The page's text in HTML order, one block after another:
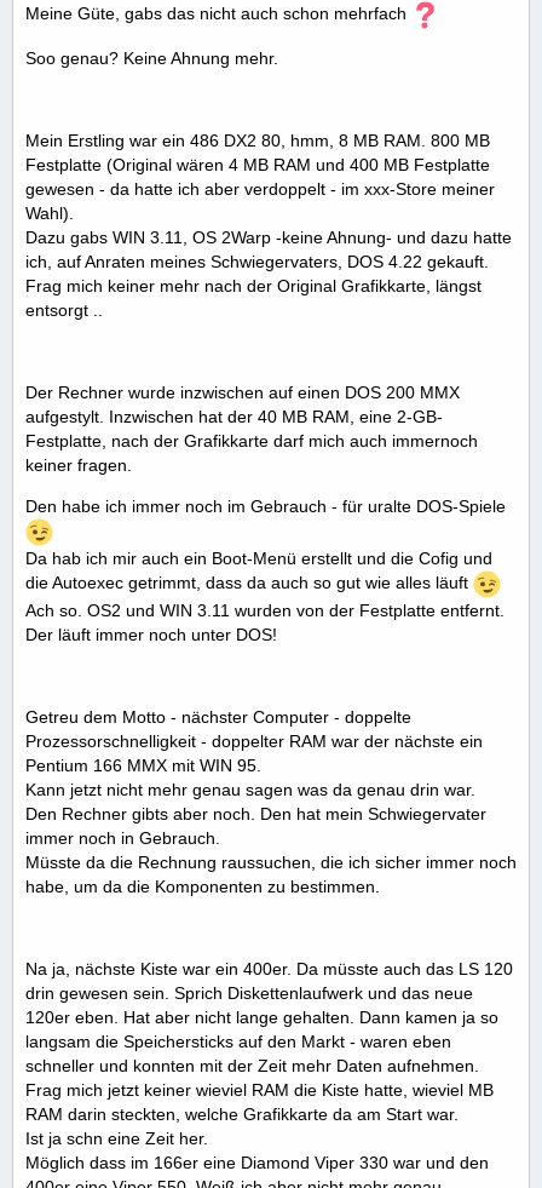
Meine Güte, gabs das nicht auch schon mehrfach
Soo genau? Keine Ahnung mehr.
Mein Erstling war ein 486 DX2 80, hmm, 8 MB RAM. 800 MB
Festplatte (Original wären 4 MB RAM und 400 MB Festplatte
gewesen - da hatte ich aber verdoppelt - im xxx-Store meiner
Wahl).
Dazu gabs WIN 3.11, OS 2Warp -keine Ahnung- und dazu hatte
ich, auf Anraten meines Schwiegervaters, DOS 4.22 gekauft.
Frag mich keiner mehr nach der Original Grafikkarte, längst
entsorgt ..
Der Rechner wurde inzwischen auf einen DOS 200 MMX
aufgestylt. Inzwischen hat der 40 MB RAM, eine 2-GB-
Festplatte, nach der Grafikkarte darf mich auch immernoch
keiner fragen.
Den habe ich immer noch im Gebrauch - für uralte DOS-Spiele
Da hab ich mir auch ein Boot-Menü erstellt und die Cofig und
die Autoexec getrimmt, dass da auch so gut wie alles läuft
Ach so. OS2 und WIN 3.11 wurden von der Festplatte entfernt.
Der läuft immer noch unter DOS!
Getreu dem Motto - nächster Computer - doppelte
Prozessorschnelligkeit - doppelter RAM war der nächste ein
Pentium 166 MMX mit WIN 95.
Kann jetzt nicht mehr genau sagen was da genau drin war.
Den Rechner gibts aber noch. Den hat mein Schwiegervater
immer noch in Gebrauch.
Müsste da die Rechnung raussuchen, die ich sicher immer noch
habe, um da die Komponenten zu bestimmen.
Na ja, nächste Kiste war ein 400er. Da müsste auch das LS 120
drin gewesen sein. Sprich Diskettenlaufwerk und das neue
120er eben. Hat aber nicht lange gehalten. Dann kamen ja so
langsam die Speichersticks auf den Markt - waren eben
schneller und konnten mit der Zeit mehr Daten aufnehmen.
Frag mich jetzt keiner wieviel RAM die Kiste hatte, wieviel MB
RAM darin steckten, welche Grafikkarte da am Start war.
Ist ja schn eine Zeit her.
Möglich dass im 166er eine Diamond Viper 330 war und den